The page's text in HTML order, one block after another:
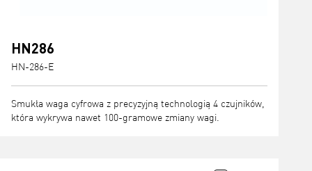
HN286
HN-286-E
Smukła waga cyfrowa z precyzyjną technologią 4 czujników,
która wykrywa nawet 100-gramowe zmiany wagi.